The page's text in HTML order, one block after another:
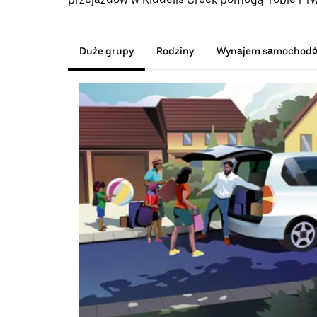
Duże grupy Rodziny Wynajem